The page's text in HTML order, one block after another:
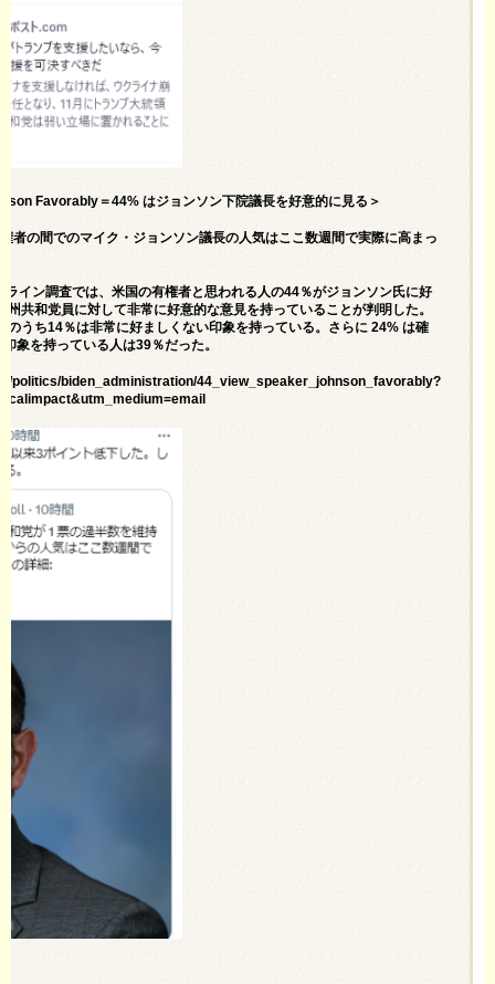
Favorably＝44% はジョンソン下院議長を好意的に見る＞
者の間でのマイク・ジョンソン議長の人気はここ数週間で実際に高まっ
イン調査では、米国の有権者と思われる人の44％がジョンソン氏に好
共和党員に対して非常に好意的な意見を持っていることが判明した。
うち14％は非常に好ましくない印象を持っている。さらに 24% は確
象を持っている人は39％だった。
politics/biden_administration/44_view_speaker_johnson_favorably?